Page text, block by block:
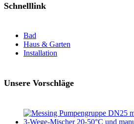
Schnelllink
Bad
Haus & Garten
Installation
Unsere Vorschläge